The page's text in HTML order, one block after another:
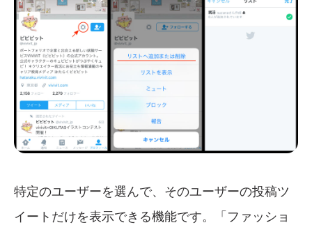
特定のユーザーを選んで、そのユーザーの投稿ツ
イートだけを表示できる機能です。「ファッショ